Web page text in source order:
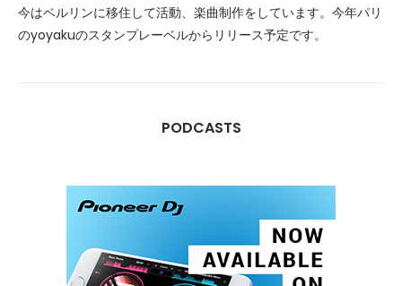
今はベルリンに移住して活動、楽曲制作をしています。今年パリ
のyoyakuのスタンプレーベルからリリース予定です。
PODCASTS